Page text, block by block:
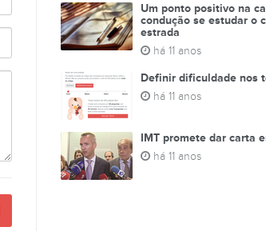
Um ponto positivo na
condução se estudar o
estrada
há 11 anos
Definir dificuldade nos
há 11 anos
IMT promete dar carta
há 11 anos